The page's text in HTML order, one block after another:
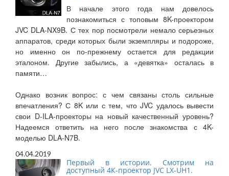
В начале этого года нам довелось
познакомиться с топовым 8K-проектором
JVC DLA-NX9B. С тех пор посмотрели немало серьезных
аппаратов, среди которых были экземпляры и подороже,
но именно он по-прежнему остается для редакции
эталоном. Другие забылись, а «девятка» осталась в
памяти…
Однако возник вопрос: с чем связаны столь сильные
впечатления? С 8K или с тем, что JVC удалось вывести
свои D-ILA-проекторы на новый качественный уровень?
Надеемся ответить на него после знакомства с 4K-
моделью DLA-N7B.
04.04.2019
Первый в истории. Смотрим на
доступный 4К-проектор JVC LX-UH1.